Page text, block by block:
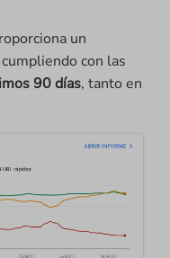
un
con las
90 días, tanto en